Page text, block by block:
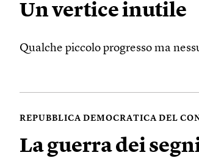
Un vertice inutile
Qualche piccolo progresso ma
REPUBBLICA DEMOCRATICA DEL
La guerra dei